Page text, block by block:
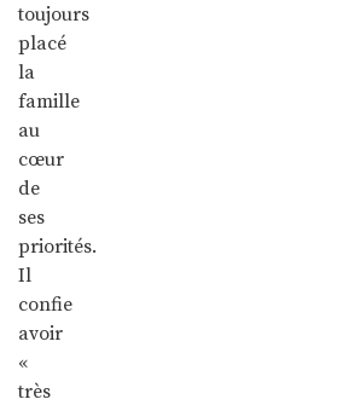
toujours
placé
la
famille
au
cœur
de
ses
priorités.
Il
confie
avoir
«
très